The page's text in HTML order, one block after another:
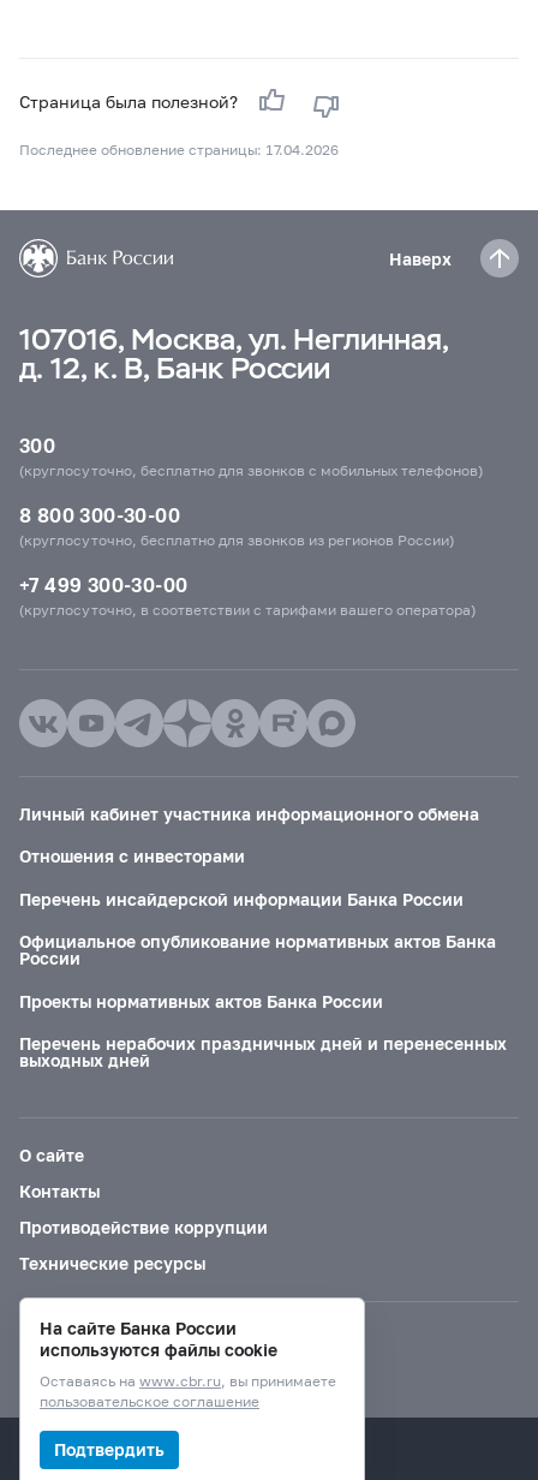
Страница была полезной?
Последнее обновление страницы: 17.04.2026
Наверх
107016, Москва, ул. Неглинная,
д. 12, к. В, Банк России
300
(круглосуточно, бесплатно для звонков с мобильных телефонов)
8 800 300-30-00
(круглосуточно, бесплатно для звонков из регионов России)
+7 499 300-30-00
(круглосуточно, в соответствии с тарифами вашего оператора)
Личный кабинет участника информационного обмена
Отношения с инвесторами
Перечень инсайдерской информации Банка России
Официальное опубликование нормативных актов Банка
России
Проекты нормативных актов Банка России
Перечень нерабочих праздничных дней и перенесенных
выходных дней
О сайте
Контакты
Противодействие коррупции
Технические ресурсы
Версия для слабовидящих
© Банк России, 2000–2026.
На сайте Банка России
используются файлы cookie
Оставаясь на www.cbr.ru, вы принимаете
пользовательское соглашение
Подтвердить